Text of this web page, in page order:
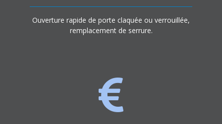
Ouverture rapide de porte claquée ou verrouillée,
remplacement de serrure.